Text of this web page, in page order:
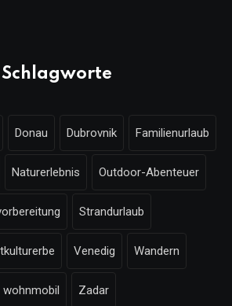
Schlagworte
Donau Dubrovnik Familienurlaub
Naturerlebnis Outdoor-Abenteuer
Strandurlaub
Venedig Wandern
wohnmobil Zadar